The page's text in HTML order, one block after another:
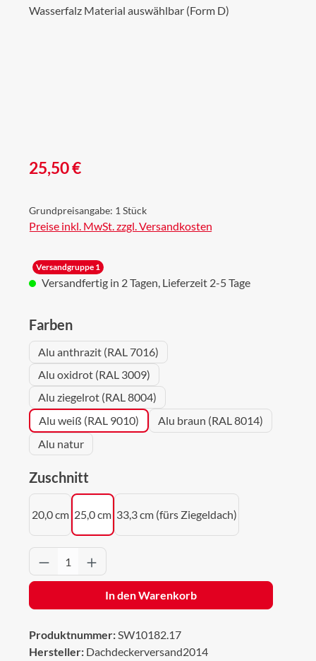
Regulärer Preis:
25,50 €
Grundpreisangabe: 1 Stück
Preise inkl. MwSt. zzgl. Versandkosten
Versandgruppe 1
Versandfertig in 2 Tagen, Lieferzeit 2-5 Tage
Farbenauswählen
Alu anthrazit (RAL 7016)
Alu oxidrot (RAL 3009)
Alu ziegelrot (RAL 8004)
Alu weiß (RAL 9010)
Alu braun (RAL 8014)
Alu natur
Zuschnitt
20,0 cm 25,0 cm 33,3 cm (fürs Ziegeldach)
Produkt Anzahl: Gib den gewünschten
In den Warenkorb
Produktnummer:SW10182.17
Hersteller: Dachdeckerversand2014